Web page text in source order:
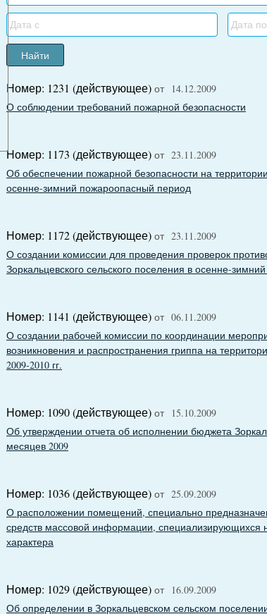
Найти
Номер: 1231 (действующее) от 14.12.2009
О соблюдении требований пожарной безопасности
Номер: 1173 (действующее) от 23.11.2009
Об обеспечении пожарной безопасности на
осенне-зимний пожароопасный период
Номер: 1172 (действующее) от 23.11.2009
О создании комиссии для проведения проверок
Зоркальцевского сельского поселения в осенне-
Номер: 1141 (действующее) от 06.11.2009
О создании рабочей комиссии по координации
возникновения и распространения гриппа на
2009-2010 гг.
Номер: 1090 (действующее) от 15.10.2009
Об утверждении отчета об исполнении бюджета
месяцев 2009
Номер: 1036 (действующее) от 25.09.2009
О расположении помещений, специально
средств массовой информации, специализирующихся
характера
Номер: 1029 (действующее) от 16.09.2009
Об определении в Зоркальцевском сельском